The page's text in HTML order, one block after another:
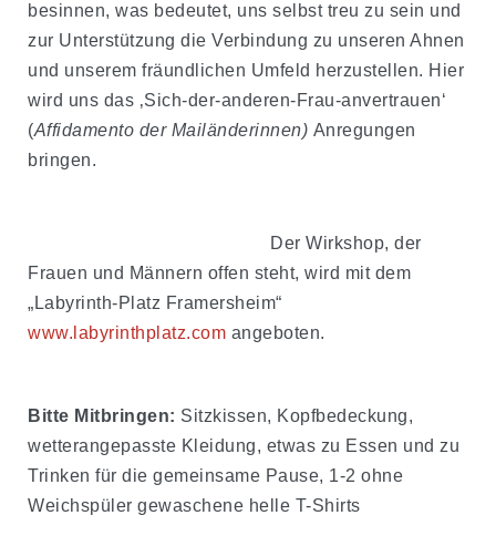
besinnen, was bedeutet, uns selbst treu zu sein und
zur Unterstützung die Verbindung zu unseren Ahnen
und unserem fräundlichen Umfeld herzustellen. Hier
wird uns das ‚Sich-der-anderen-Frau-anvertrauen‘
(Affidamento der Mailänderinnen) Anregungen
bringen.
Der Wirkshop, der
Frauen und Männern offen steht, wird mit dem
„Labyrinth-Platz Framersheim“
www.labyrinthplatz.com angeboten.
Bitte Mitbringen: Sitzkissen, Kopfbedeckung,
wetterangepasste Kleidung, etwas zu Essen und zu
Trinken für die gemeinsame Pause, 1-2 ohne
Weichspüler gewaschene helle T-Shirts